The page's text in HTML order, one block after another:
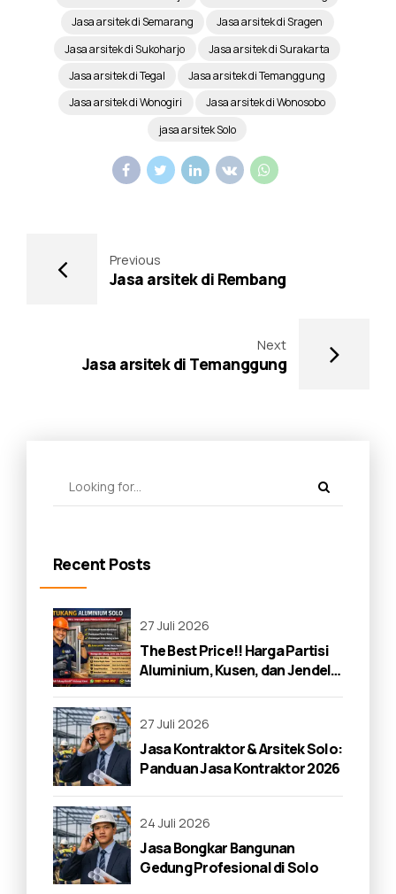
Jasa arsitek di Semarang
Jasa arsitek di Sragen
Jasa arsitek di Sukoharjo
Jasa arsitek di Surakarta
Jasa arsitek di Tegal
Jasa arsitek di Temanggung
Jasa arsitek di Wonogiri
Jasa arsitek di Wonosobo
jasa arsitek Solo
Previous
Jasa arsitek di Rembang
Next
Jasa arsitek di Temanggung
Recent Posts
27 Juli 2026
The Best Price!! Harga Partisi
Aluminium, Kusen, dan Jendela
27 Juli 2026
Jasa Kontraktor & Arsitek Solo:
Panduan Jasa Kontraktor 2026
24 Juli 2026
Jasa Bongkar Bangunan
Gedung Profesional di Solo